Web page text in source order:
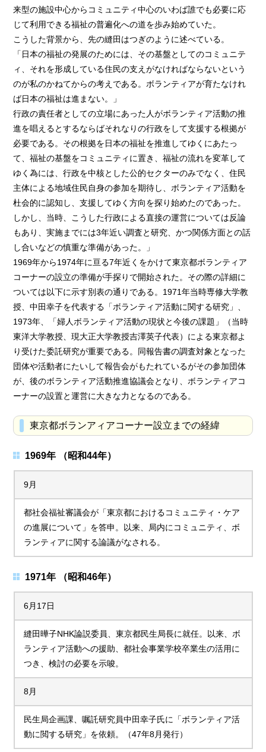
来型の施設中心からコミュニティ中心のいわば誰でも必要に応
じて利用できる福祉の普遍化への道を歩み始めていた。
こうした背景から、先の縫田はつぎのように述べている。
「日本の福祉の発展のためには、その基盤としてのコミュニテ
ィ、それを形成している住民の支えがなければならないという
のが私のかねてからの考えである。ボランティアが育たなけれ
ば日本の福祉は進まない。」
行政の責任者としての立場にあった人がボランティア活動の推
進を唱えるとするならばそれなりの行政をして支援する根拠が
必要である。その根拠を日本の福祉を推進してゆくにあたっ
て、福祉の基盤をコミュニティに置き、福祉の流れを変革して
ゆく為には、行政を中核とした公的セクターのみでなく、住民
主体による地域住民自身の参加を期待し、ボランティア活動を
杜会的に認知し、支援してゆく方向を探り始めたのであった。
しかし、当時、こうした行政による直接の運営については反論
もあり、実施までには3年近い調査と研究、かつ関係方面との話
し合いなどの慎重な準備があった。」
1969年から1974年に亘る7年近くをかけて東京都ボランティア
コーナーの設立の準備が手探りで開始された。その際の詳細に
ついては以下に示す別表の通りである。1971年当時専修大学教
授、中田幸子を代表する「ボランティア活動に関する研究」、
1973年、「婦人ボランティア活動の現状と今後の課題」（当時
東洋大学教授、現大正大学教授吉澤英子代表）による東京都よ
り受けた委託研究が重要である。同報告書の調査対象となった
団体や活動者にたいして報告会がもたれているがその参加団体
が、後のボランティア活動推進協議会となり、ボランティアコ
ーナーの設置と運営に大きな力となるのである。
東京都ボランアィアコーナー設立までの経緯
1969年 （昭和44年）
9月
都社会福祉審議会が「東京都におけるコミュニティ・ケア
の進展について」を答申。以来、局内にコミュニティ、ボ
ランティアに関する論議がなされる。
1971年 （昭和46年）
6月17日
縫田曄子NHK論説委員、東京都民生局長に就任。以来、ボ
ランティア活動への援助、都社会事業学校卒業生の活用に
つき、検討の必要を示唆。
8月
民生局企画課、嘱託研究員中田幸子氏に「ボランティア活
動に閲する研究」を依頼。（47年8月発行）